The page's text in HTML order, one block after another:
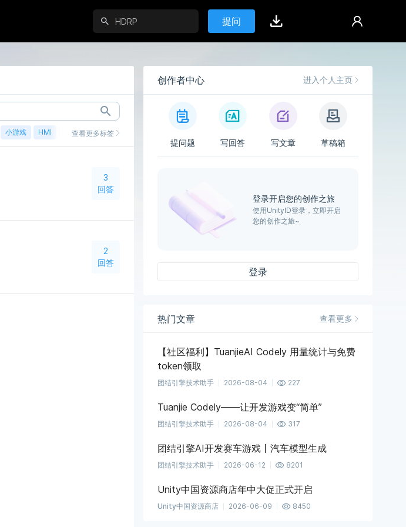
提问
小游戏 HMI 鸿蒙查看更多标签
3
回答
2
回答
创作者中心 进入个人主页
提问题 写回答 写文章 草稿箱
登录开启您的创作之旅
使用UnityID登录，立即开启
您的创作之旅~
登录
热门文章 查看更多
【社区福利】TuanjieAI Codely 用量统计与免费
token领取
团结引擎技术助手 2026-08-04 227
Tuanjie Codely——让开发游戏变“简单”
团结引擎技术助手 2026-08-04 317
团结引擎AI开发赛车游戏丨汽车模型生成
团结引擎技术助手 2026-06-12 8201
Unity中国资源商店年中大促正式开启
Unity中国资源商店 2026-06-09 8450